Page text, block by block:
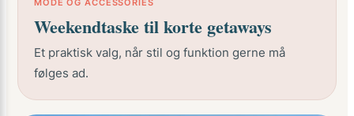
MODE OG ACCESSORIES
Weekendtaske til korte getaways
Et praktisk valg, når stil og funktion gerne må
følges ad.